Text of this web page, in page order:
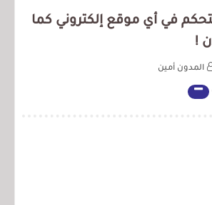
في أي موقع إلكتروني كما
!
المدون أمين